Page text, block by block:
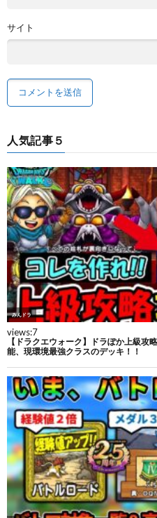
サイト
人気記事５